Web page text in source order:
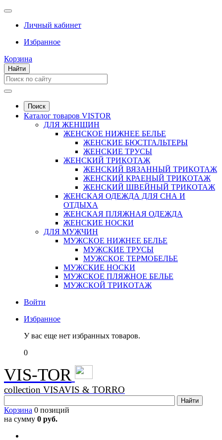
Личный кабинет
Избранное
Корзина
Найти
Поиск
Каталог товаров VISTOR
ДЛЯ ЖЕНЩИН
ЖЕНСКОЕ НИЖНЕЕ БЕЛЬЕ
ЖЕНСКИЕ БЮСТГАЛЬТЕРЫ
ЖЕНСКИЕ ТРУСЫ
ЖЕНСКИЙ ТРИКОТАЖ
ЖЕНСКИЙ ВЯЗАННЫЙ ТРИКОТАЖ
ЖЕНСКИЙ КРАЕНЫЙ ТРИКОТАЖ
ЖЕНСКИЙ ШВЕЙНЫЙ ТРИКОТАЖ
ЖЕНСКАЯ ОДЕЖДА ДЛЯ СНА И
ОТДЫХА
ЖЕНСКАЯ ПЛЯЖНАЯ ОДЕЖДА
ЖЕНСКИЕ НОСКИ
ДЛЯ МУЖЧИН
МУЖСКОЕ НИЖНЕЕ БЕЛЬЕ
МУЖСКИЕ ТРУСЫ
МУЖСКОЕ ТЕРМОБЕЛЬЕ
МУЖСКИЕ НОСКИ
МУЖСКОЕ ПЛЯЖНОЕ БЕЛЬЕ
МУЖСКОЙ ТРИКОТАЖ
Войти
Избранное
У вас еще нет избранных товаров.
0
VIS-TOR
collection VISAVIS & TORRO
Корзина 0 позиций
на сумму 0 руб.